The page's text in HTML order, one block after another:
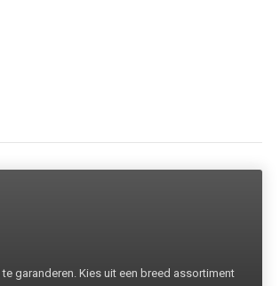
garanderen. Kies uit een breed assortiment